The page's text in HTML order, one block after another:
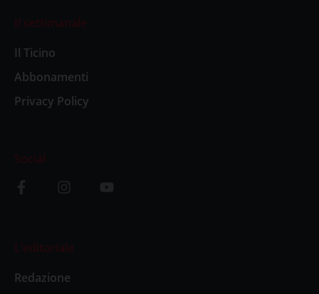
Il settimanale
Il Ticino
Abbonamenti
Privacy Policy
Social
L’editoriale
Redazione